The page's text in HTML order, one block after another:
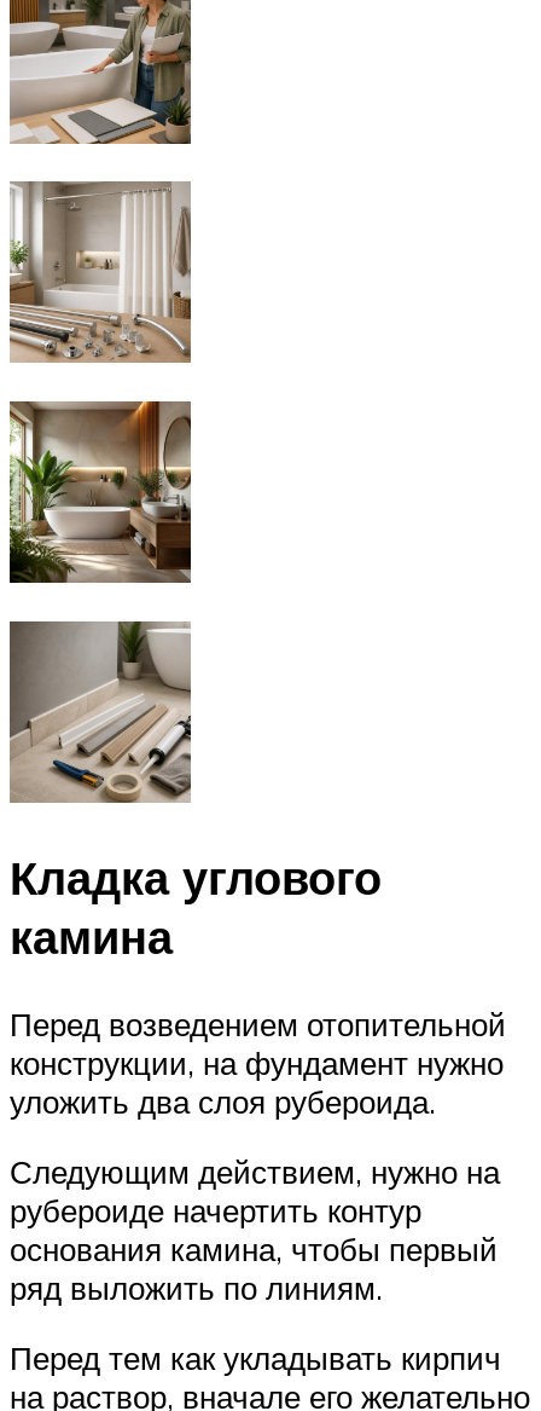
Кладка углового
камина
Перед возведением отопительной
конструкции, на фундамент нужно
уложить два слоя рубероида.
Следующим действием, нужно на
рубероиде начертить контур
основания камина, чтобы первый
ряд выложить по линиям.
Перед тем как укладывать кирпич
на раствор, вначале его желательно